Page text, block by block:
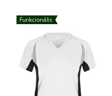
Funkcionális